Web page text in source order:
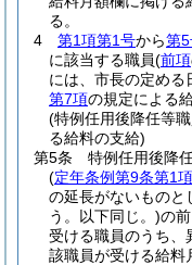
る。
4
第1項第1号から第
に該当する職員(前項
には、市長の定める
第7項の規定による
(特例任用後降任等
る給料の支給)
第5条
特例任用後降
(定年条例第9条第1項
の延長がないものと
う。以下同じ。)の
受ける職員のうち、
該職員が受ける給料